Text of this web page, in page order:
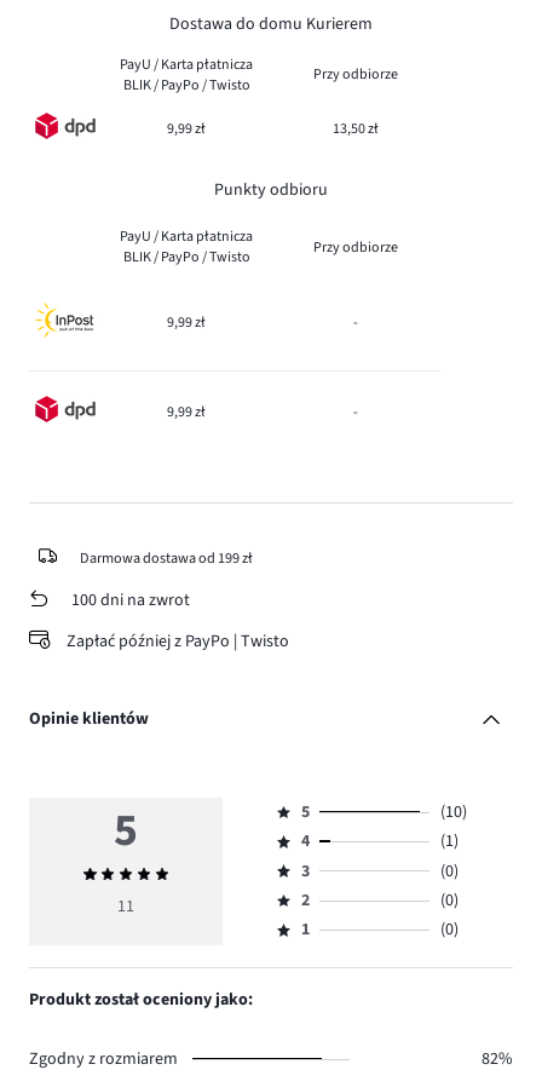
Dostawa do domu Kurierem
PayU / Karta płatnicza
BLIK / PayPo / Twisto
Przy odbiorze
9,99 zł 13,50 zł
Punkty odbioru
PayU / Karta płatnicza
BLIK / PayPo / Twisto
Przy odbiorze
9,99 zł -
9,99 zł -
Darmowa dostawa od 199 zł
100 dni na zwrot
Zapłać później z PayPo | Twisto
Opinie klientów
5
Średnia
ocena
11
Ocena
5,
ilość
głosów
10.
5
(10)
Ocena
4,
ilość
głosów
4
(1)
Ocena
3,
ilość
3
(0)
Ocena
2,
2
(0)
Ocena
1,
1 (0)
Produkt został oceniony jako:
Zgodny z rozmiarem 82%